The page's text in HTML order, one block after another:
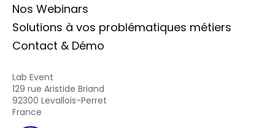
Nos Webinars
Solutions à vos problématiques métiers
Contact & Démo
Lab Event
129 rue Aristide Briand
92300 Levallois-Perret
France